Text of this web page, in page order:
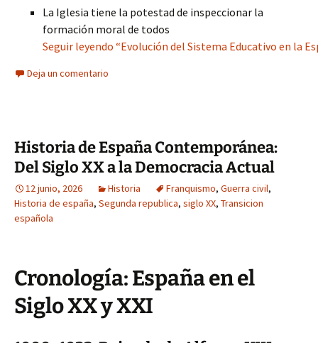
La Iglesia tiene la potestad de inspeccionar la
formación moral de todos
Seguir leyendo “Evolución del Sistema Educativo en la
Deja un comentario
Historia de España Contemporánea:
Del Siglo XX a la Democracia Actual
12 junio, 2026 Historia Franquismo, Guerra civil,
Historia de españa, Segunda republica, siglo XX, Transicion
española
Cronología: España en el
Siglo XX y XXI